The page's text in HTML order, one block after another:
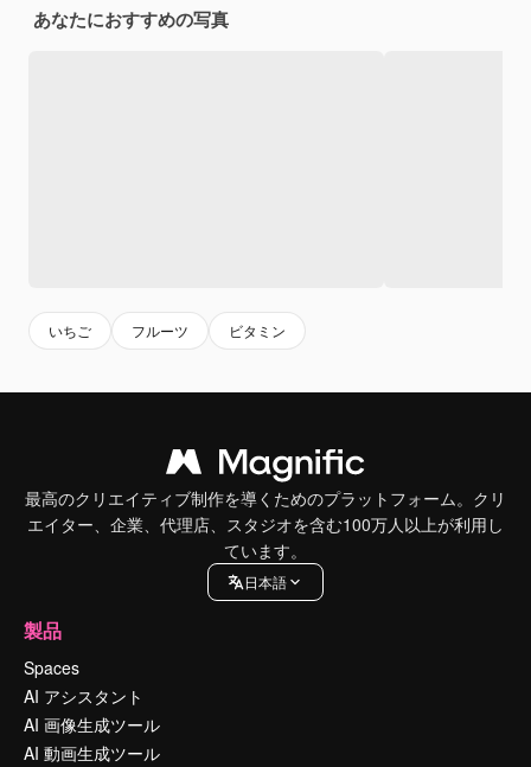
あなたにおすすめの写真
いちご フルーツ ビタミン
最高のクリエイティブ制作を導くためのプラットフォーム。クリ
エイター、企業、代理店、スタジオを含む100万人以上が利用し
ています。
日本語
製品
Spaces
AI アシスタント
AI 画像生成ツール
AI 動画生成ツール